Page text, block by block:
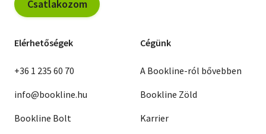
Csatlakozom
Elérhetőségek
+36 1 235 60 70
info@bookline.hu
Bookline Bolt
Cégünk
A Bookline-ról bővebben
Bookline Zöld
Karrier